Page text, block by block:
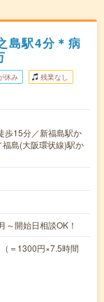
島駅4分＊病
休み 残業なし
歩15分／新福島駅か
島(大阪環状線)駅か
開始日相談OK！
＝1300円×7.5時間